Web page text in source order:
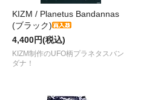
KIZM / Planetus Bandannas
(ブラック)
4,400円(税込)
KIZM制作のUFO柄プラネタスバン
ダナ！